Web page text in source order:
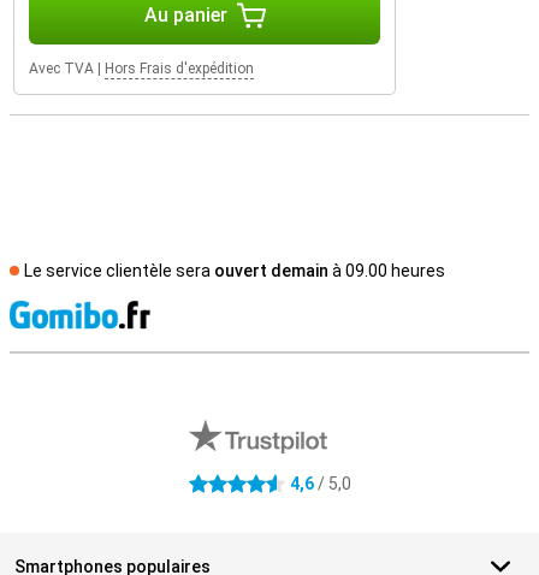
Au panier
Avec TVA Hors Frais d'expédition
Le service clientèle sera ouvert demain à 09.00 heures
4.6 étoiles 4,6/ 5,0
Smartphones populaires